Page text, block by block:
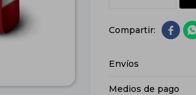

Envíos
Medios de pago